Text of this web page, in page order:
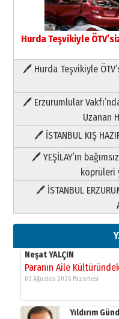
Hurda Teşvikiyle
🖊 Hurda Teşvikiyle
🖊 Erzurumlular
Uzanan
🖊 İSTANBUL KIŞ
🖊 YEŞİLAY’ın
köprüleri
🖊 İSTANBUL
Paranın Aile
03 Ağustos 2026 Pazartesi
Yıldırım
HAVVA’NIN
09 Temmuz 2026
Yusuf POLAT
yazar
11 Mayıs 2026
Neşat YALÇIN
Paranın Aile
03 Ağustos 2026 Pazartesi
Yıldırım